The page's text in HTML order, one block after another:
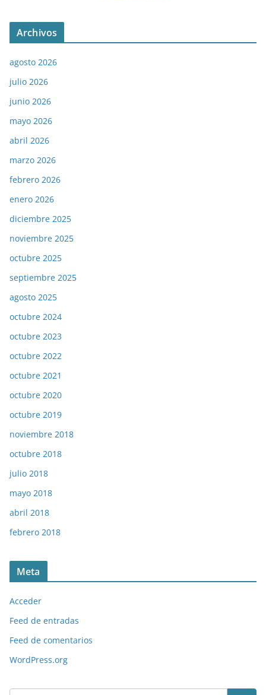
Archivos
agosto 2026
julio 2026
junio 2026
mayo 2026
abril 2026
marzo 2026
febrero 2026
enero 2026
diciembre 2025
noviembre 2025
octubre 2025
septiembre 2025
agosto 2025
octubre 2024
octubre 2023
octubre 2022
octubre 2021
octubre 2020
octubre 2019
noviembre 2018
octubre 2018
julio 2018
mayo 2018
abril 2018
febrero 2018
Meta
Acceder
Feed de entradas
Feed de comentarios
WordPress.org